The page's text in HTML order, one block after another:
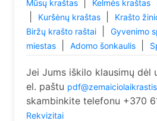
Mūsų kraštas Kelmės kraštas
Kuršėnų kraštas Krašto
Biržų krašto raštai Gyvenimo
miestas
Adomo šonkaulis
Jei Jums iškilo klausimų dėl
el. paštu
skambinkite telefonu +370
Rekvizitai